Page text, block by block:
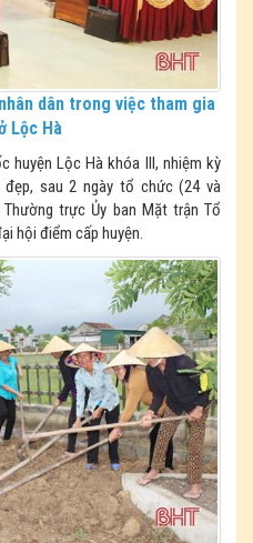
dân trong việc tham gia
Lộc Hà
huyện Lộc Hà khóa III, nhiệm kỳ
sau 2 ngày tổ chức (24 và
trực Ủy ban Mặt trận Tổ
hội điểm cấp huyện.